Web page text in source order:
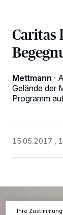
Caritas
Mettmann ·
Gelände der
Programm
15.05.2017 ,
Kennungen auf
verarbeiten
Anzeigen
ändern oder
Ihre
Informationen
Ihre